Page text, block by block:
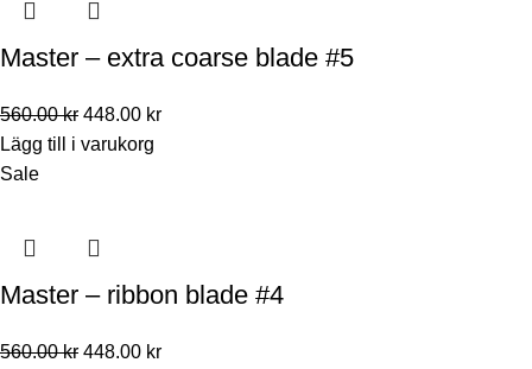
Master – extra coarse blade #5
560.00kr 448.00 kr
Lägg till i varukorg
Sale
Master – ribbon blade #4
560.00kr 448.00 kr